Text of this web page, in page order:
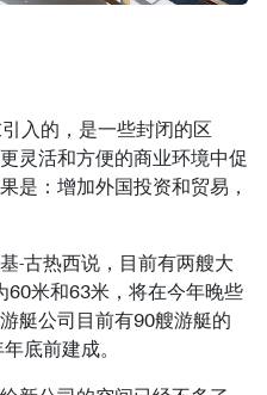
入的，是一些封闭的区
灵活和方便的商业环境中促
是：增加外国投资和贸易，
-古热西说，目前有两艘大
60米和63米，将在今年晚些
艇公司目前有90艘游艇的
底前建成。